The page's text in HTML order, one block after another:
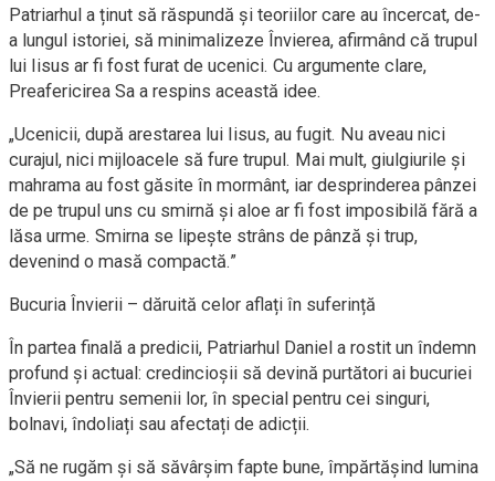
Patriarhul a ținut să răspundă și teoriilor care au încercat, de-
a lungul istoriei, să minimalizeze Învierea, afirmând că trupul
lui Iisus ar fi fost furat de ucenici. Cu argumente clare,
Preafericirea Sa a respins această idee.
„Ucenicii, după arestarea lui Iisus, au fugit. Nu aveau nici
curajul, nici mijloacele să fure trupul. Mai mult, giulgiurile și
mahrama au fost găsite în mormânt, iar desprinderea pânzei
de pe trupul uns cu smirnă și aloe ar fi fost imposibilă fără a
lăsa urme. Smirna se lipește strâns de pânză și trup,
devenind o masă compactă.”
Bucuria Învierii – dăruită celor aflați în suferință
În partea finală a predicii, Patriarhul Daniel a rostit un îndemn
profund și actual: credincioșii să devină purtători ai bucuriei
Învierii pentru semenii lor, în special pentru cei singuri,
bolnavi, îndoliați sau afectați de adicții.
„Să ne rugăm și să săvârșim fapte bune, împărtășind lumina